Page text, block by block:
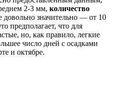
2-3 мм, количество
довольно значительно — от 10
предполагает, что для
но, как правило, легкие
число дней с осадками
и октябре.